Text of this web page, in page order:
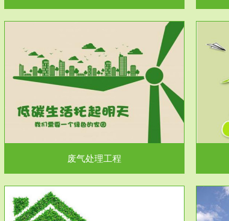
废气处理工程
服务范围
水处理工程